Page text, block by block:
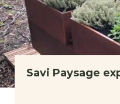
Savi Paysage